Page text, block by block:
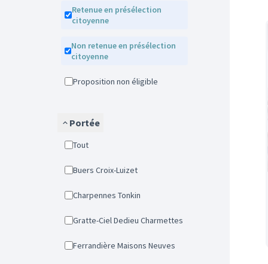
Retenue en présélection
citoyenne
Non retenue en présélection
citoyenne
Proposition non éligible
Portée
Tout
Buers Croix-Luizet
Charpennes Tonkin
Gratte-Ciel Dedieu Charmettes
Ferrandière Maisons Neuves